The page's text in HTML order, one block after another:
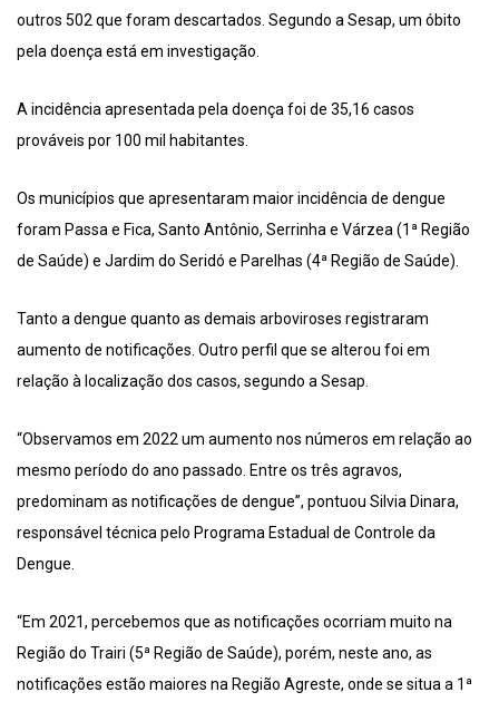
outros 502 que foram descartados. Segundo a Sesap, um óbito
pela doença está em investigação.
A incidência apresentada pela doença foi de 35,16 casos
prováveis por 100 mil habitantes.
Os municípios que apresentaram maior incidência de dengue
foram Passa e Fica, Santo Antônio, Serrinha e Várzea (1ª Região
de Saúde) e Jardim do Seridó e Parelhas (4ª Região de Saúde).
Tanto a dengue quanto as demais arboviroses registraram
aumento de notificações. Outro perfil que se alterou foi em
relação à localização dos casos, segundo a Sesap.
“Observamos em 2022 um aumento nos números em relação ao
mesmo período do ano passado. Entre os três agravos,
predominam as notificações de dengue”, pontuou Silvia Dinara,
responsável técnica pelo Programa Estadual de Controle da
Dengue.
“Em 2021, percebemos que as notificações ocorriam muito na
Região do Trairi (5ª Região de Saúde), porém, neste ano, as
notificações estão maiores na Região Agreste, onde se situa a 1ª